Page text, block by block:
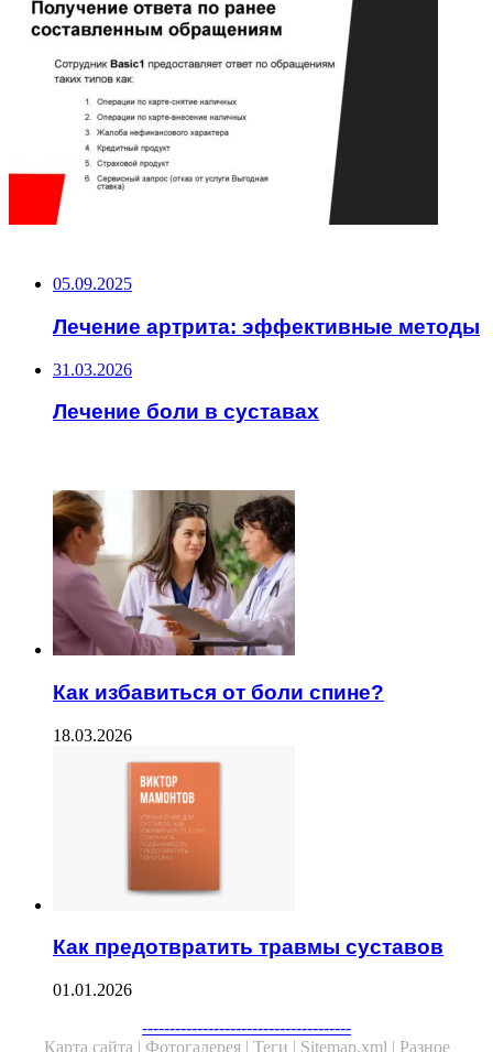
05.09.2025
Лечение артрита: эффективные методы
31.03.2026
Лечение боли в суставах
Как избавиться от боли спине?
18.03.2026
Как предотвратить травмы суставов
01.01.2026
--------------------------------------
Карта сайта | Фотогалерея | Теги | Sitemap.xml | Разное